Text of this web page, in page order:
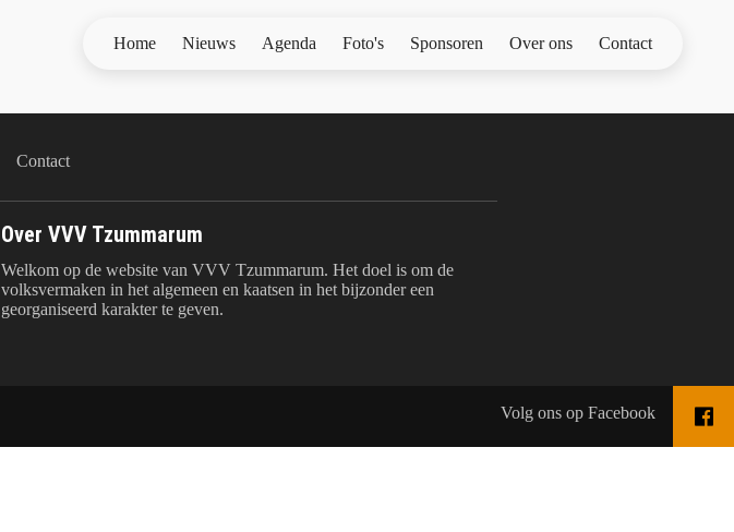
Home Nieuws Agenda Foto's Sponsoren Over ons Contact
Contact
Over VVV Tzummarum
Welkom op de website van VVV Tzummarum. Het doel is om de
volksvermaken in het algemeen en kaatsen in het bijzonder een
georganiseerd karakter te geven.
Volg ons op Facebook